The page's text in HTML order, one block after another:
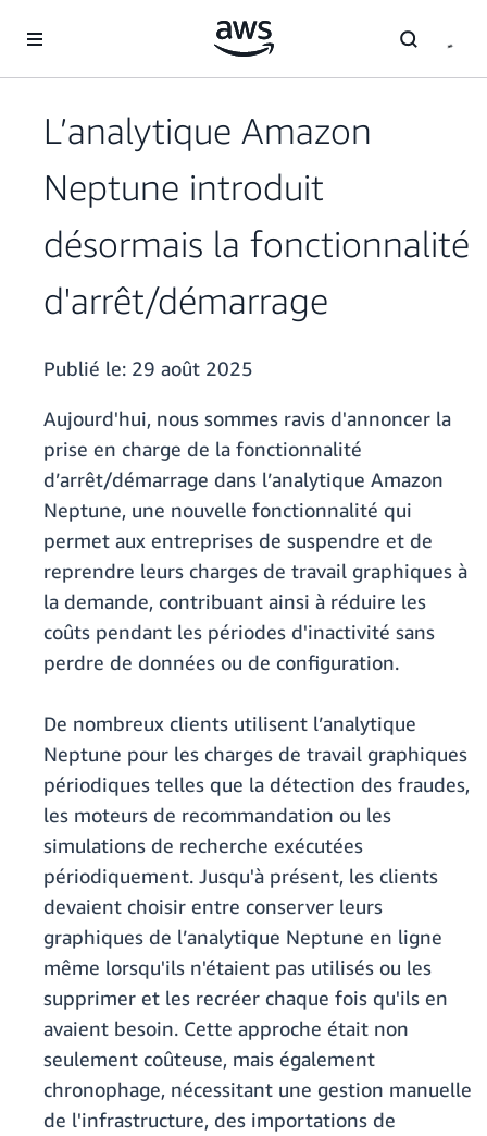
L’analytique Amazon
Neptune introduit
désormais la fonctionnalité
d'arrêt/démarrage
Publié le: 29 août 2025
Aujourd'hui, nous sommes ravis d'annoncer la
prise en charge de la fonctionnalité
d’arrêt/démarrage dans l’analytique Amazon
Neptune, une nouvelle fonctionnalité qui
permet aux entreprises de suspendre et de
reprendre leurs charges de travail graphiques à
la demande, contribuant ainsi à réduire les
coûts pendant les périodes d'inactivité sans
perdre de données ou de configuration.
De nombreux clients utilisent l’analytique
Neptune pour les charges de travail graphiques
périodiques telles que la détection des fraudes,
les moteurs de recommandation ou les
simulations de recherche exécutées
périodiquement. Jusqu'à présent, les clients
devaient choisir entre conserver leurs
graphiques de l’analytique Neptune en ligne
même lorsqu'ils n'étaient pas utilisés ou les
supprimer et les recréer chaque fois qu'ils en
avaient besoin. Cette approche était non
seulement coûteuse, mais également
chronophage, nécessitant une gestion manuelle
de l'infrastructure, des importations de